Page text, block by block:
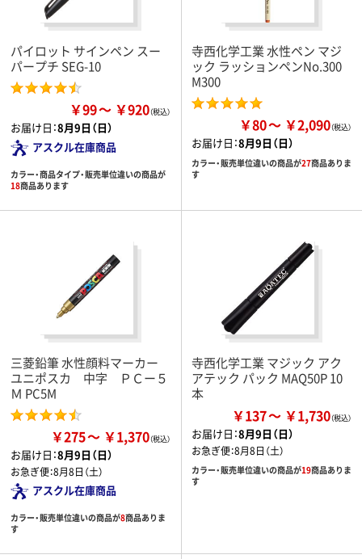
パイロット サインペン スー
パープチ SEG-10
￥99 ￥920
お届け日：8月9日（日）
アスクル在庫商品
カラー・商品タイプ・販売単位違いの商品が
18商品あります
寺西化学工業 水性ペン マジ
ック ラッションペンNo.300
M300
￥80 ￥2,090
お届け日：8月9日（日）
カラー・販売単位違いの商品が27商品ありま
す
三菱鉛筆 水性顔料マーカー
ユニポスカ 中字 ＰＣー５
Ｍ PC5M
￥275 ￥1,370
お届け日：8月9日（日）
お急ぎ便：8月8日（土）
アスクル在庫商品
カラー・販売単位違いの商品が8商品ありま
す
寺西化学工業 マジック アク
アテック パック MAQ50P 10
本
￥137 ￥1,730
お届け日：8月9日（日）
お急ぎ便：8月8日（土）
カラー・販売単位違いの商品が19商品ありま
す